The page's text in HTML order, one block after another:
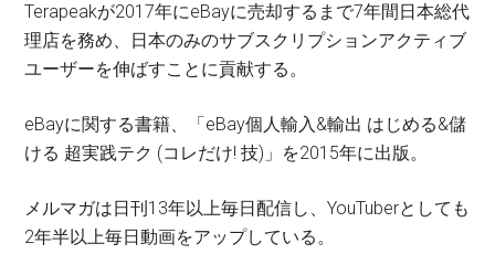
Terapeakが2017年にeBayに売却するまで7年間日本総代
理店を務め、日本のみのサブスクリプションアクティブ
ユーザーを伸ばすことに貢献する。
eBayに関する書籍、「eBay個人輸入&輸出 はじめる&儲
ける 超実践テク (コレだけ! 技)」を2015年に出版。
メルマガは日刊13年以上毎日配信し、YouTuberとしても
2年半以上毎日動画をアップしている。